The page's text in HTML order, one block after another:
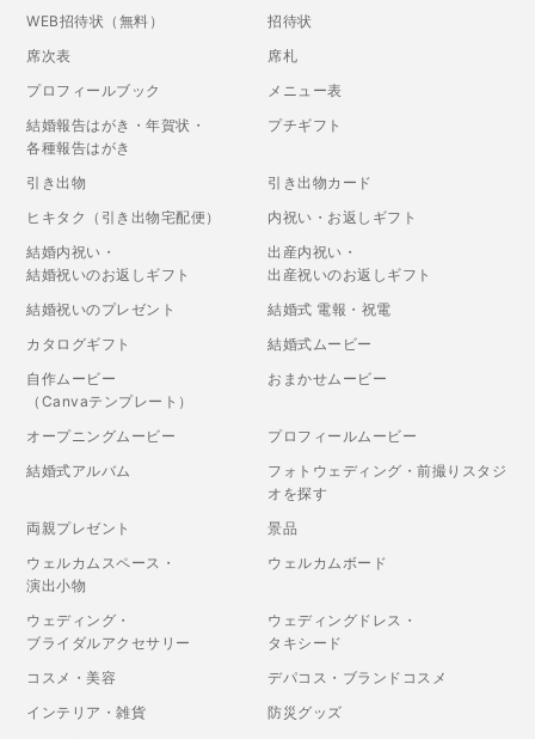
WEB招待状（無料）
招待状
席次表
席札
プロフィールブック
メニュー表
結婚報告はがき・年賀状・
各種報告はがき
プチギフト
引き出物
引き出物カード
ヒキタク（引き出物宅配便）
内祝い・お返しギフト
結婚内祝い・
結婚祝いのお返しギフト
出産内祝い・
出産祝いのお返しギフト
結婚祝いのプレゼント
結婚式 電報・祝電
カタログギフト
結婚式ムービー
自作ムービー
（Canvaテンプレート）
おまかせムービー
オープニングムービー
プロフィールムービー
結婚式アルバム
フォトウェディング・前撮りスタジ
オを探す
両親プレゼント
景品
ウェルカムスペース・
演出小物
ウェルカムボード
ウェディング・
ブライダルアクセサリー
ウェディングドレス・
タキシード
コスメ・美容
デパコス・ブランドコスメ
インテリア・雑貨
防災グッズ